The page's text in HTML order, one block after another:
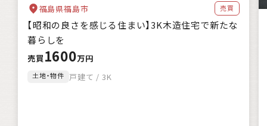
福島県福島市 売買
【昭和の良さを感じる住まい】3K木造住宅で新たな
暮らしを
売買 1600万円
土地・物件 戸建て / 3K